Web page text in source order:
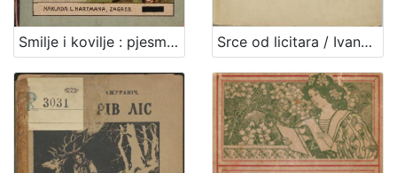
Smilje i kovilje : pjesmice i priče : sa tri slike / hrvatskoj djeci poklanja August Harambašić Srce od licitara / Ivana Brlić-Mažuranić